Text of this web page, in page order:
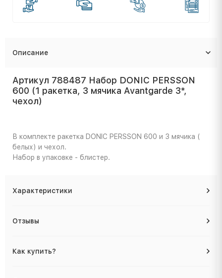
Описание
Артикул 788487 Набор DONIC PERSSON
600 (1 ракетка, 3 мячика Avantgarde 3*,
чехол)
В комплекте ракетка DONIC PERSSON 600 и 3 мячика (
белых) и чехол.
Набор в упаковке - блистер.
Характеристики
Отзывы
Как купить?